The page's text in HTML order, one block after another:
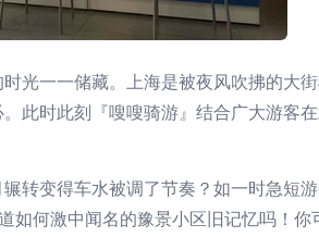
光一一储藏。上海是被夜风吹拂的大
此时此刻『嗖嗖骑游』结合广大游客
转变得车水被调了节奏？如一时急短
何激中闻名的豫景小区旧记忆吗！